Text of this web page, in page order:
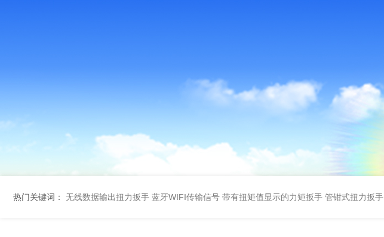
热门关键词： 无线数据输出扭力扳手 蓝牙WIFI传输信号 带有扭矩值显示的力矩扳手 管钳式扭力扳手